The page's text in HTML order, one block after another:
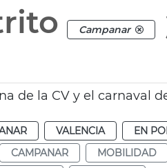
Campanar
de la CV y el carnaval
VALENCIA
EN
CAMPANAR
MOBILIDAD